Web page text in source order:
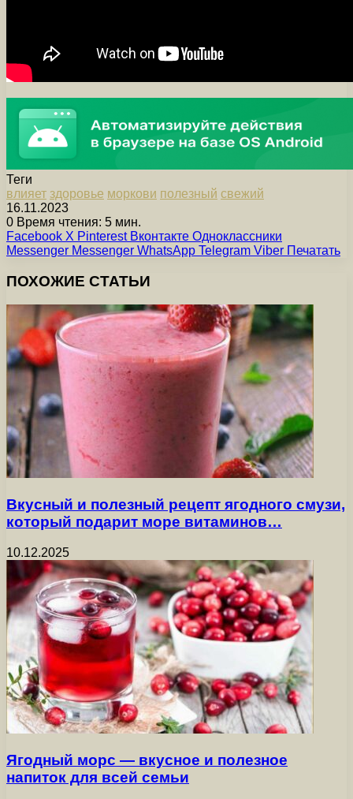
Теги
влияет здоровье моркови полезный свежий
16.11.2023
0 Время чтения: 5 мин.
Facebook X Pinterest Вконтакте Одноклассники
Messenger Messenger WhatsApp Telegram Viber Печатать
ПОХОЖИЕ СТАТЬИ
Вкусный и полезный рецепт ягодного смузи,
который подарит море витаминов…
10.12.2025
Ягодный морс — вкусное и полезное
напиток для всей семьи